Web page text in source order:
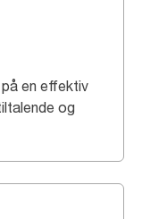
en effektiv
og